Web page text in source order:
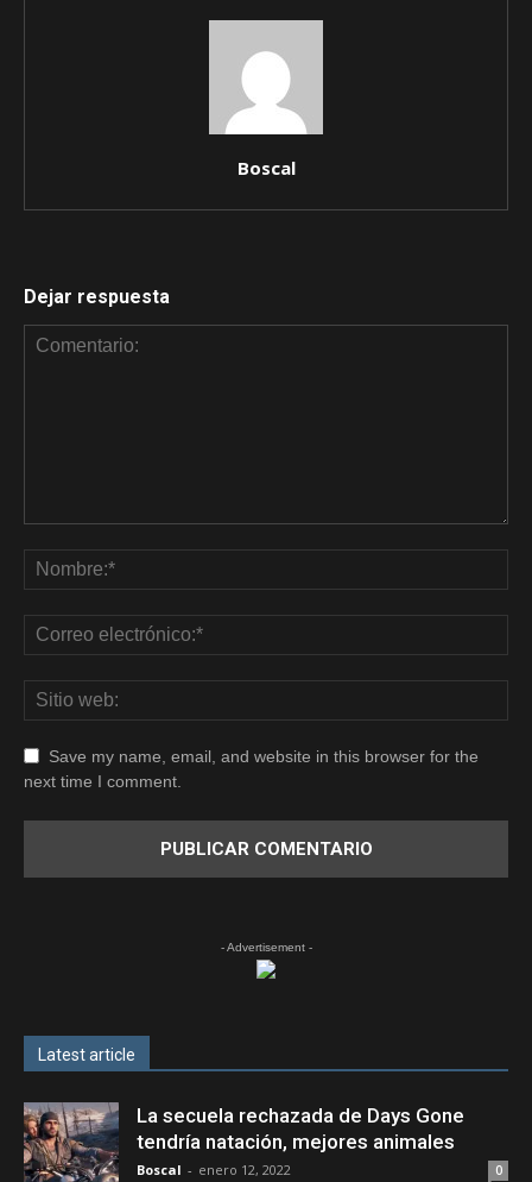
Boscal
Dejar respuesta
Save my name, email, and website in this browser for the
next time I comment.
- Advertisement -
Latest article
La secuela rechazada de Days Gone
tendría natación, mejores animales
Boscal - enero 12, 2022 0